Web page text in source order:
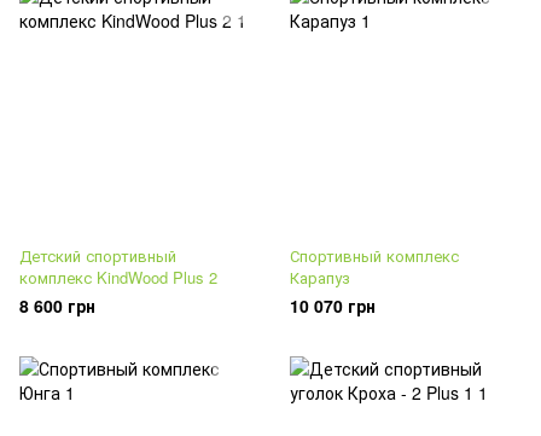
Детский спортивный
комплекс KindWood Plus 2
8 600 грн
Спортивный комплекс
Карапуз
10 070 грн